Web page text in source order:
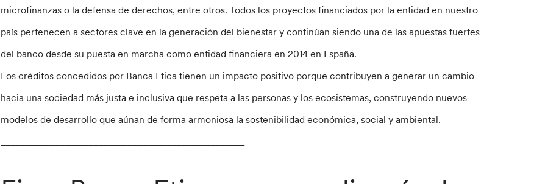
microfinanzas o la defensa de derechos, entre otros. Todos los proyectos financiados por la entidad en nuestro
país pertenecen a sectores clave en la generación del bienestar y continúan siendo una de las apuestas fuertes
del banco desde su puesta en marcha como entidad financiera en 2014 en España.
Los créditos concedidos por Banca Etica tienen un impacto positivo porque contribuyen a generar un cambio
hacia una sociedad más justa e inclusiva que respeta a las personas y los ecosistemas, construyendo nuevos
modelos de desarrollo que aúnan de forma armoniosa la sostenibilidad económica, social y ambiental.